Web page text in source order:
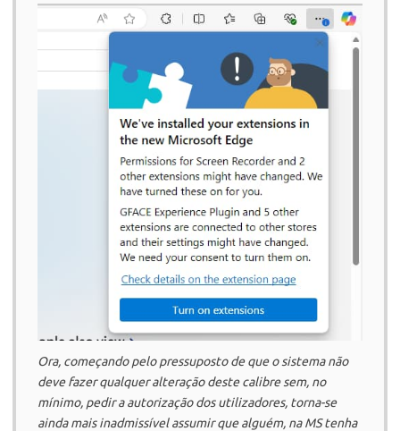
Ora, começando pelo pressuposto de que o sistema não
deve fazer qualquer alteração deste calibre sem, no
mínimo, pedir a autorização dos utilizadores, torna-se
ainda mais inadmissível assumir que alguém, na MS tenha